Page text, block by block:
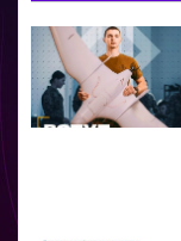
п
и
с